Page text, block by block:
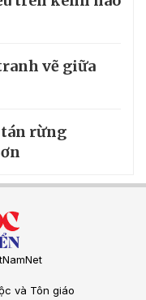
vẽ giữa
rừng
và Tôn giáo